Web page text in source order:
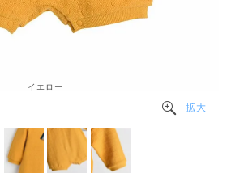
イエロー
拡大